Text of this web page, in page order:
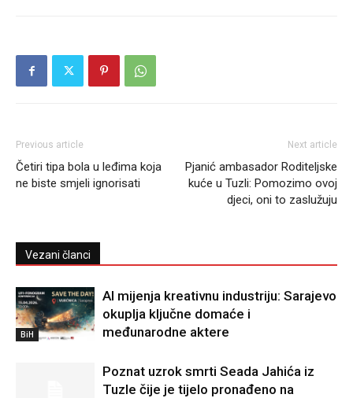
Previous article
Četiri tipa bola u leđima koja
ne biste smjeli ignorisati
Next article
Pjanić ambasador Roditeljske
kuće u Tuzli: Pomozimo ovoj
djeci, oni to zaslužuju
Vezani članci
BiH
AI mijenja kreativnu industriju: Sarajevo
okuplja ključne domaće i
međunarodne aktere
Poznat uzrok smrti Seada Jahića iz
Tuzle čije je tijelo pronađeno na